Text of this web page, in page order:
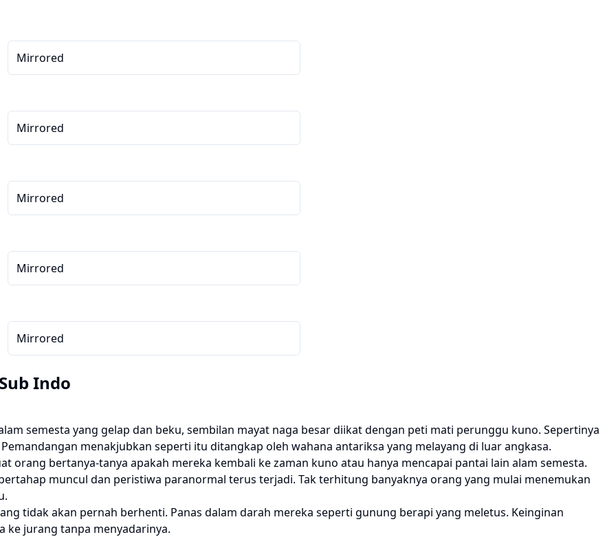
Mirrored
Mirrored
Mirrored
Mirrored
Mirrored
Indo
semesta yang gelap dan beku, sembilan mayat naga besar diikat dengan peti mati perunggu kuno. Sepertinya
menakjubkan seperti itu ditangkap oleh wahana antariksa yang melayang di luar angkasa.
orang bertanya-tanya apakah mereka kembali ke zaman kuno atau hanya mencapai pantai lain alam semesta.
muncul dan peristiwa paranormal terus terjadi. Tak terhitung banyaknya orang yang mulai menemukan
tidak akan pernah berhenti. Panas dalam darah mereka seperti gunung berapi yang meletus. Keinginan
ke jurang tanpa menyadarinya.